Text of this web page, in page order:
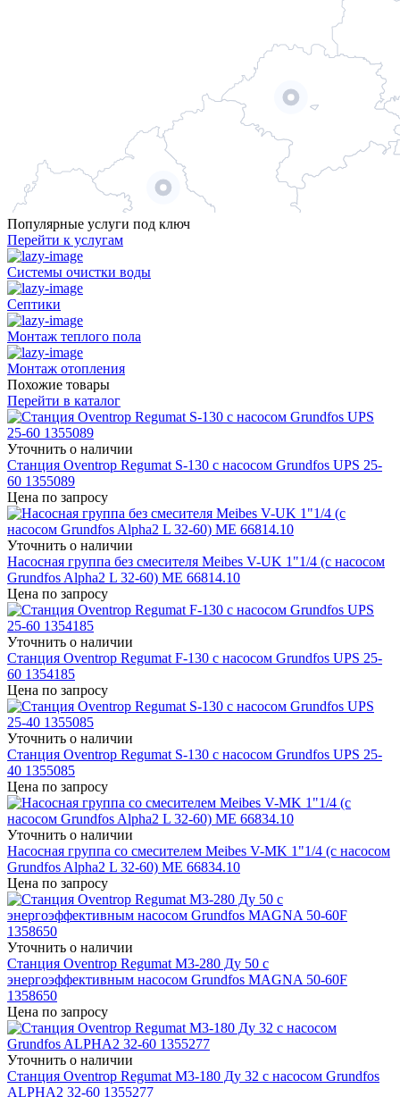
Популярные услуги под ключ
Перейти к услугам
Системы очистки воды
Септики
Монтаж теплого пола
Монтаж отопления
Похожие товары
Перейти в каталог
Уточнить о наличии
Станция Oventrop Regumat S-130 с насосом Grundfos UPS 25-
60 1355089
Цена по запросу
Уточнить о наличии
Насосная группа без смесителя Meibes V-UK 1"1/4 (с насосом
Grundfos Alpha2 L 32-60) ME 66814.10
Цена по запросу
Уточнить о наличии
Станция Oventrop Regumat F-130 с насосом Grundfos UPS 25-
60 1354185
Цена по запросу
Уточнить о наличии
Станция Oventrop Regumat S-130 с насосом Grundfos UPS 25-
40 1355085
Цена по запросу
Уточнить о наличии
Насосная группа со смесителем Meibes V-MK 1"1/4 (с насосом
Grundfos Alpha2 L 32-60) ME 66834.10
Цена по запросу
Уточнить о наличии
Станция Oventrop Regumat M3-280 Ду 50 с
энергоэффективным насосом Grundfos MAGNA 50-60F
1358650
Цена по запросу
Уточнить о наличии
Станция Oventrop Regumat M3-180 Ду 32 с насосом Grundfos
ALPHA2 32-60 1355277